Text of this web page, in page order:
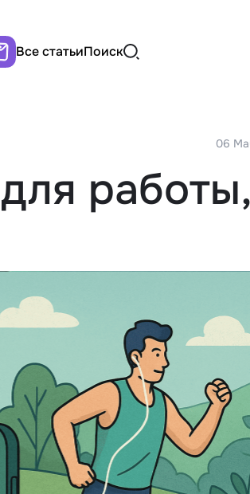
Все статьиПоиск
06
работы,